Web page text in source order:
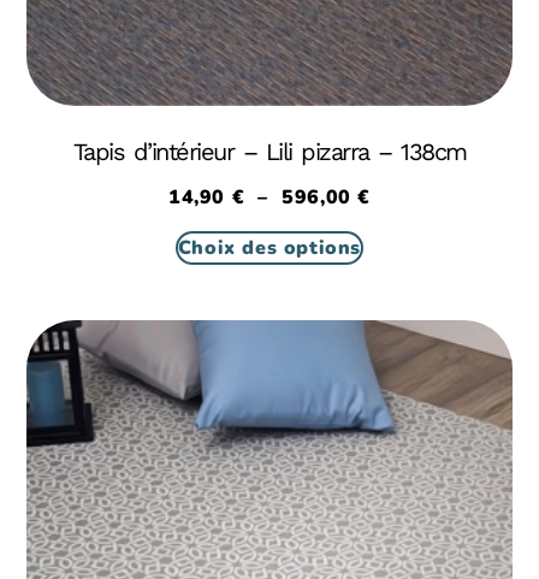
Tapis d’intérieur – Lili pizarra – 138cm
14,90 € – 596,00€
Choix des options